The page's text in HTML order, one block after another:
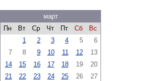
март
Пн
Вт Ср Чт Пт Сб
Вс
1
2 3 4 5
6
7
8 9 10 11 12
13
14
15 16 17 18 19
20
21
22 23 24 25 26
27